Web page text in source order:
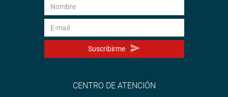
Suscribirme
CENTRO DE ATENCIÓN